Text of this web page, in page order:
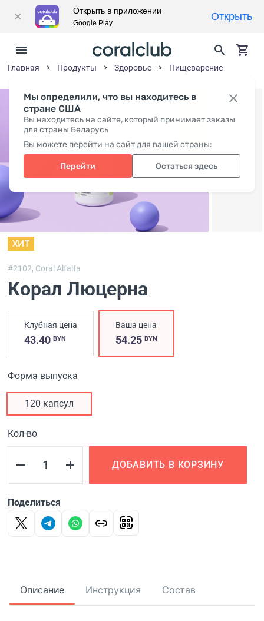
Мы определили, что вы находитесь в
стране США
Вы находитесь на сайте, который принимает заказы
для страны Беларусь
Вы можете перейти на сайт для вашей страны:
Перейти Остаться здесь
Главная Продукты Здоровье Пищеварение
ХИТ
#2102, Coral Alfalfa
Корал Люцерна
Клубная цена
43.40 BYN
Ваша цена
54.25BYN
Форма выпуска
120 капсул
Кол-во
ДОБАВИТЬ В КОРЗИНУ
Поделиться
Описание Инструкция Состав
Открыть в приложении
Google Play
Открыть